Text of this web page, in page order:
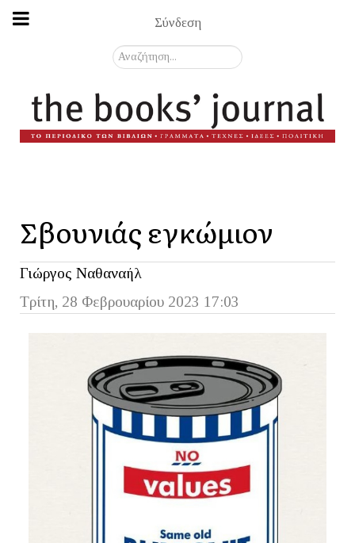
Σύνδεση
Αναζήτηση...
Σβουνιάς εγκώμιον
Γιώργος Ναθαναήλ
Τρίτη, 28 Φεβρουαρίου 2023 17:03